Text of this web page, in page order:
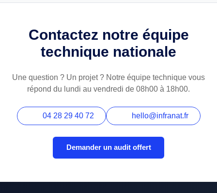
Contactez notre équipe
technique nationale
Une question ? Un projet ? Notre équipe technique vous
répond du lundi au vendredi de 08h00 à 18h00.
04 28 29 40 72 hello@infranat.fr
Demander un audit offert